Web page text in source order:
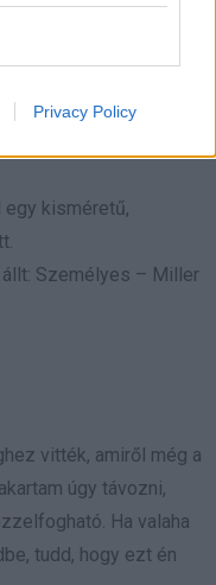
Privacy Policy
voltál nálam.”
egy kisméretű,
Személyes – Miller
vitték, amiről még a
úgy távozni,
Ha valaha
tudd, hogy ezt én